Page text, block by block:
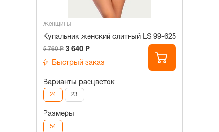
Женщины
Купальник женский слитный LS 99-625
5 760 Р 3 640 Р
Быстрый заказ
Варианты расцветок
24 23
Размеры
54